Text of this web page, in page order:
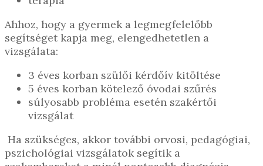
Ahhoz, hogy a gyermek a legmegfelelőbb
segítséget kapja meg, elengedhetetlen a
vizsgálata:
3 éves korban szülői kérdőív kitöltése
5 éves korban kötelező óvodai szűrés
súlyosabb probléma esetén szakértői
vizsgálat
Ha szükséges, akkor további orvosi, pedagógiai,
pszichológiai vizsgálatok segítik a